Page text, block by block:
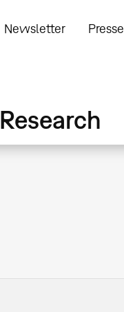
Newsletter Presse
Research